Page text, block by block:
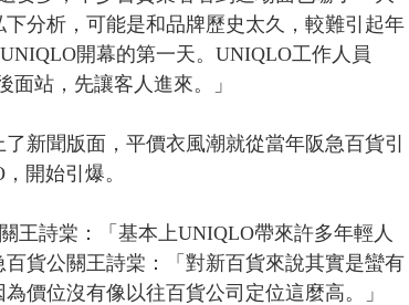
分析，可能是和品牌歷史太久，較難引起年
開幕的第一天。UNIQLO工作人員
面站，先讓客人進來。」
新聞版面，平價衣風潮就從當年阪急百貨引
開始引爆。
王詩棠：「基本上UNIQLO帶來許多年輕人
貨公關王詩棠：「對新百貨來說其實是蠻有
價位沒有像以往百貨公司定位這麼高。」